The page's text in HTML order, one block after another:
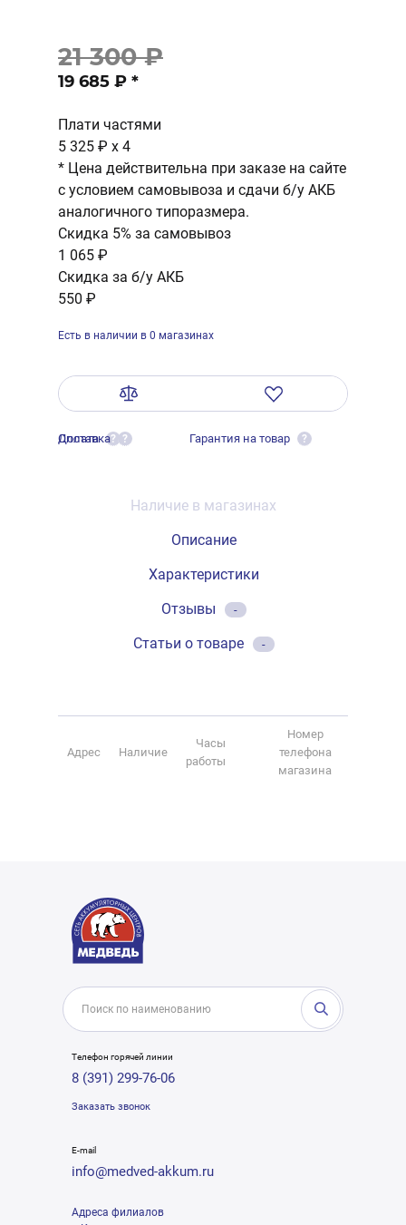
21 300 ₽
19 685 ₽ *
Плати частями
5 325 ₽ x 4
* Цена действительна при заказе на сайте
с условием самовывоза и сдачи б/у АКБ
аналогичного типоразмера.
Скидка 5% за самовывоз
1 065 ₽
Скидка за б/у АКБ
550 ₽
Есть в наличии в 0 магазинах
Оплата ?
Доставка ? Гарантия на товар ?
Наличие в магазинах
Описание
Характеристики
Отзывы
-
Статьи о товаре -
Адрес Наличие
Часы
работы
Номер
телефона
магазина
Телефон горячей линии
8 (391) 299-76-06
Заказать звонок
E-mail
info@medved-akkum.ru
Адреса филиалов